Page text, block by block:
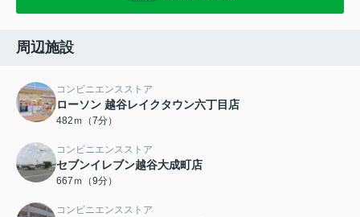
周辺施設
コンビニエンスストア
ローソン 越谷レイクタウン六丁目店
482ｍ（7分）
コンビニエンスストア
セブンイレブン越谷大成町店
667ｍ（9分）
コンビニエンスストア